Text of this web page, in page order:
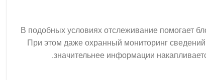
В подобных условиях отслеживание помогает
При этом даже охранный мониторинг
значительнее информации